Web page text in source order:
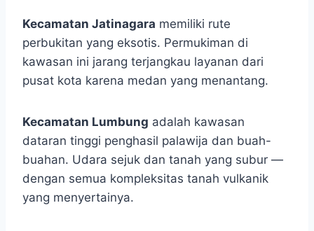
Kecamatan Jatinagara memiliki rute
perbukitan yang eksotis. Permukiman di
kawasan ini jarang terjangkau layanan dari
pusat kota karena medan yang menantang.
Kecamatan Lumbung adalah kawasan
dataran tinggi penghasil palawija dan buah-
buahan. Udara sejuk dan tanah yang subur —
dengan semua kompleksitas tanah vulkanik
yang menyertainya.